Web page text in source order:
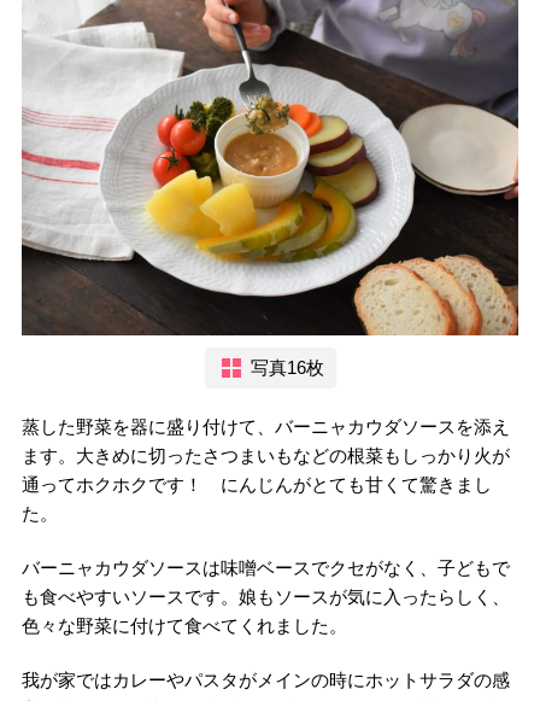
写真16枚
蒸した野菜を器に盛り付けて、バーニャカウダソースを添え
ます。大きめに切ったさつまいもなどの根菜もしっかり火が
通ってホクホクです！ にんじんがとても甘くて驚きまし
た。
バーニャカウダソースは味噌ベースでクセがなく、子どもで
も食べやすいソースです。娘もソースが気に入ったらしく、
色々な野菜に付けて食べてくれました。
我が家ではカレーやパスタがメインの時にホットサラダの感